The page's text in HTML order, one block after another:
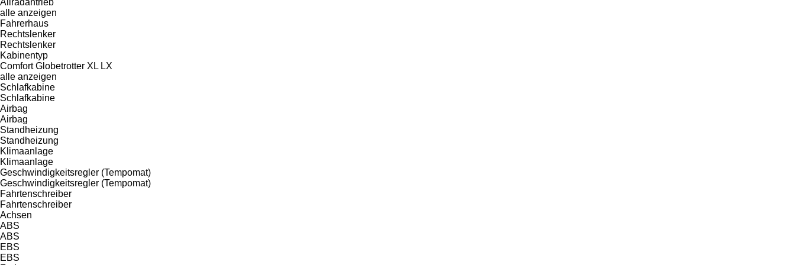
alle anzeigen
Fahrerhaus
Rechtslenker
Rechtslenker
Kabinentyp
Comfort Globetrotter XL LX
alle anzeigen
Schlafkabine
Schlafkabine
Airbag
Airbag
Standheizung
Standheizung
Klimaanlage
Klimaanlage
Geschwindigkeitsregler (Tempomat)
Geschwindigkeitsregler (Tempomat)
Fahrtenschreiber
Fahrtenschreiber
Achsen
ABS
ABS
EBS
EBS